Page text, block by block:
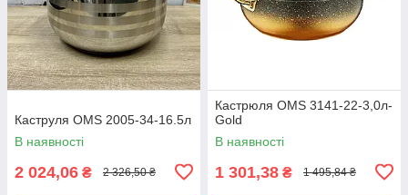
Каструля OMS 2005-34-16.5л
В наявності
2 024,06 ₴ 2 326,50 ₴
Кастрюля OMS 3141-22-3,0л-
Gold
В наявності
1 301,38 ₴ 1 495,84 ₴